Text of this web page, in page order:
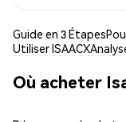
Guide en 3 Étapes
Utiliser ISAACX
Où acheter